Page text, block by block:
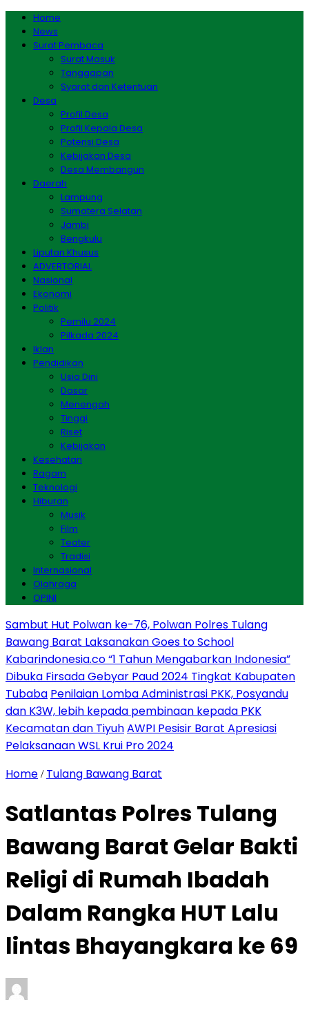
Home
News
Surat Pembaca
Surat Masuk
Tanggapan
Syarat dan Ketentuan
Desa
Profil Desa
Profil Kepala Desa
Potensi Desa
Kebijakan Desa
Desa Membangun
Daerah
Lampung
Sumatera Selatan
Jambi
Bengkulu
Liputan Khusus
ADVERTORIAL
Nasional
Ekonomi
Politik
Pemilu 2024
Pilkada 2024
Iklan
Pendidikan
Usia Dini
Dasar
Menengah
Tinggi
Riset
Kebijakan
Kesehatan
Ragam
Teknologi
Hiburan
Musik
Film
Teater
Tradisi
Internasional
Olahraga
OPINI
Sambut Hut Polwan ke-76, Polwan Polres Tulang
Bawang Barat Laksanakan Goes to School
Kabarindonesia.co “1 Tahun Mengabarkan Indonesia”
Dibuka Firsada Gebyar Paud 2024 Tingkat Kabupaten
Tubaba Penilaian Lomba Administrasi PKK, Posyandu
dan K3W, lebih kepada pembinaan kepada PKK
Kecamatan dan TiyuhAWPI Pesisir Barat Apresiasi
Pelaksanaan WSL Krui Pro 2024
Home / Tulang Bawang Barat
Satlantas Polres Tulang
Bawang Barat Gelar Bakti
Religi di Rumah Ibadah
Dalam Rangka HUT Lalu
lintas Bhayangkara ke 69